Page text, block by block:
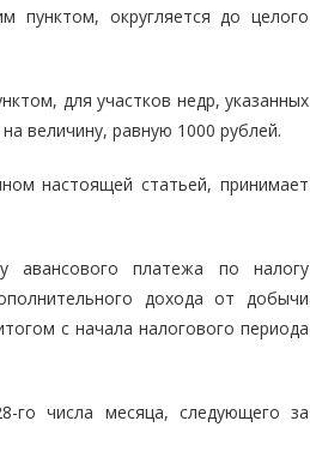
пунктом, округляется до целого
для участков недр, указанных
величину, равную 1000 рублей.
настоящей статьей, принимает
авансового платежа по налогу
дохода от добычи
с начала налогового периода
го числа месяца, следующего за